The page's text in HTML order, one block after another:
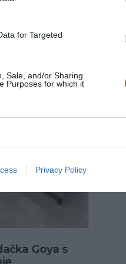
for Targeted
Sale, and/or Sharing
Purposes for which it
Privacy Policy
sedačka